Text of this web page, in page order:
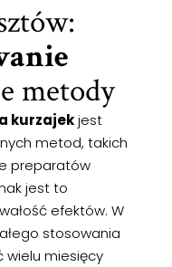
metody
kurzajekjest
metod, takich
preparatów
jest to
efektów. W
stosowania
miesięcy